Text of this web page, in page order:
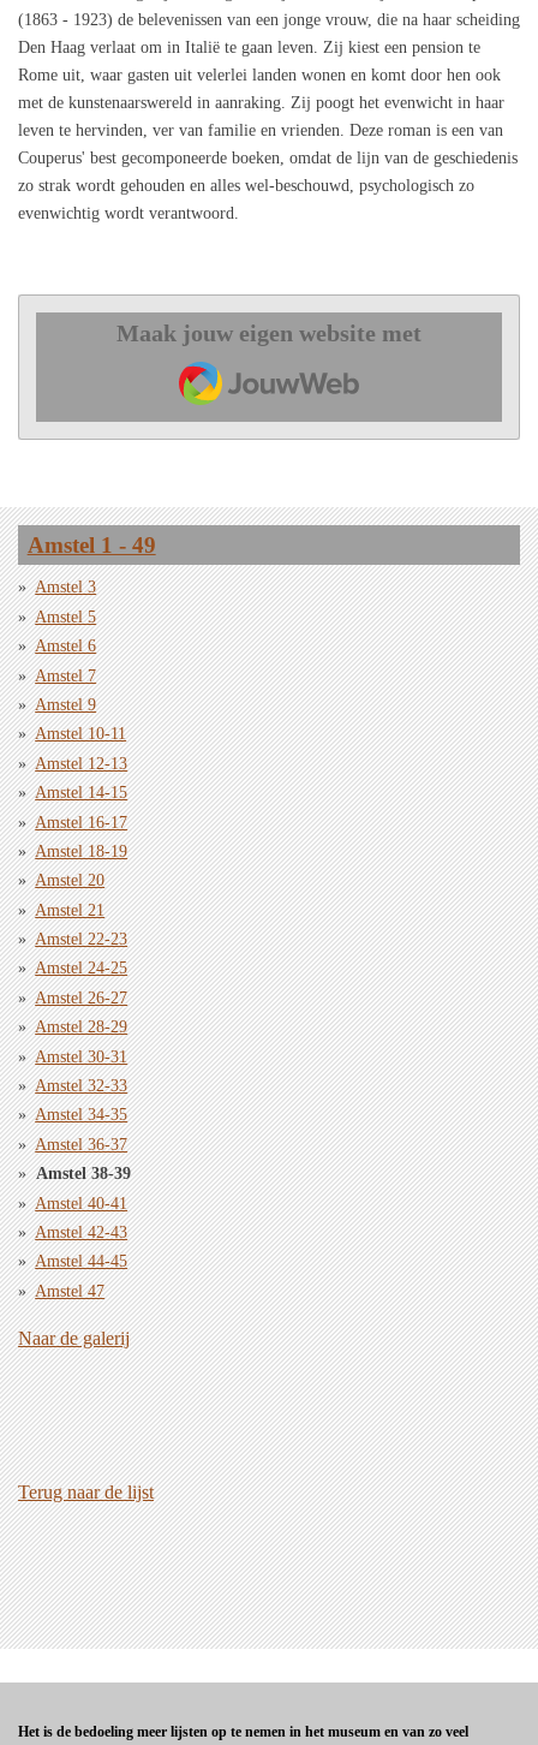
(1863 - 1923) de belevenissen van een jonge vrouw, die na haar scheiding
Den Haag verlaat om in Italië te gaan leven. Zij kiest een pension te
Rome uit, waar gasten uit velerlei landen wonen en komt door hen ook
met de kunstenaarswereld in aanraking. Zij poogt het evenwicht in haar
leven te hervinden, ver van familie en vrienden. Deze roman is een van
Couperus' best gecomponeerde boeken, omdat de lijn van de geschiedenis
zo strak wordt gehouden en alles wel-beschouwd, psychologisch zo
evenwichtig wordt verantwoord.
Maak jouw eigen website met
JouwWeb
Amstel 1 - 49
Amstel 3
Amstel 5
Amstel 6
Amstel 7
Amstel 9
Amstel 10-11
Amstel 12-13
Amstel 14-15
Amstel 16-17
Amstel 18-19
Amstel 20
Amstel 21
Amstel 22-23
Amstel 24-25
Amstel 26-27
Amstel 28-29
Amstel 30-31
Amstel 32-33
Amstel 34-35
Amstel 36-37
Amstel 38-39
Amstel 40-41
Amstel 42-43
Amstel 44-45
Amstel 47
Naar de galerij
Terug naar de lijst
Het is de bedoeling meer lijsten op te nemen in het museum en van zo veel